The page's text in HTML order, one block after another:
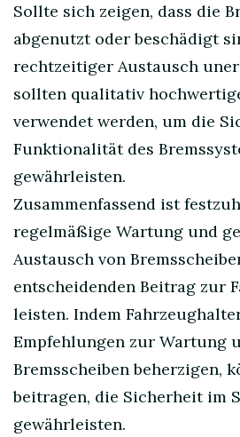
Sollte sich zeigen, dass die
abgenutzt oder beschädigt
rechtzeitiger Austausch
sollten qualitativ
verwendet werden, um die
Funktionalität des
gewährleisten.
Zusammenfassend ist
regelmäßige Wartung und
Austausch von
entscheidenden Beitrag zur
leisten. Indem
Empfehlungen zur Wartung
Bremsscheiben beherzigen,
beitragen, die Sicherheit im
gewährleisten.